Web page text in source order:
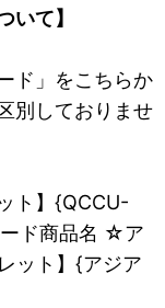
いて】
ド」をこちらか
別しておりませ
ト】{QCCU-
ド商品名 ☆ア
ット】{アジア